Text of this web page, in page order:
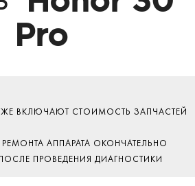
Pro
ВКЛЮЧАЮТ СТОИМОСТЬ ЗАПЧАСТЕЙ
АППАРАТА ОКОНЧАТЕЛЬНО
ПРОВЕДЕНИЯ ДИАГНОСТИКИ